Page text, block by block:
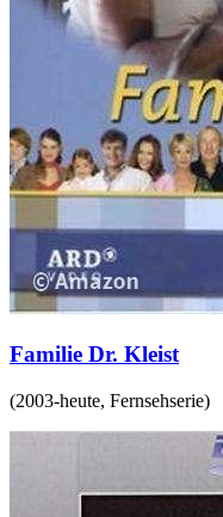
Familie Dr. Kleist
(2003-heute, Fernsehserie)